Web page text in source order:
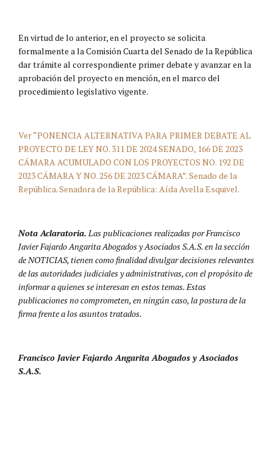
En virtud de lo anterior, en el proyecto se solicita
formalmente a la Comisión Cuarta del Senado de la República
dar trámite al correspondiente primer debate y avanzar en la
aprobación del proyecto en mención, en el marco del
procedimiento legislativo vigente.
Ver “PONENCIA ALTERNATIVA PARA PRIMER DEBATE AL
PROYECTO DE LEY NO. 311 DE 2024 SENADO, 166 DE 2023
CÁMARA ACUMULADO CON LOS PROYECTOS NO. 192 DE
2023 CÁMARA Y NO. 256 DE 2023 CÁMARA”. Senado de la
República. Senadora de la República: Aída Avella Esquivel.
Nota Aclaratoria. Las publicaciones realizadas por Francisco
Javier Fajardo Angarita Abogados y Asociados S.A.S. en la sección
de NOTICIAS, tienen como finalidad divulgar decisiones relevantes
de las autoridades judiciales y administrativas, con el propósito de
informar a quienes se interesan en estos temas. Estas
publicaciones no comprometen, en ningún caso, la postura de la
firma frente a los asuntos tratados.
Francisco Javier Fajardo Angarita Abogados y Asociados
S.A.S.